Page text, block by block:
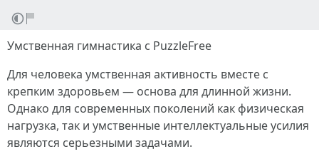
Умственная гимнастика с PuzzleFree
Для человека умственная активность вместе с
крепким здоровьем — основа для длинной жизни.
Однако для современных поколений как физическая
нагрузка, так и умственные интеллектуальные усилия
являются серьезными задачами.